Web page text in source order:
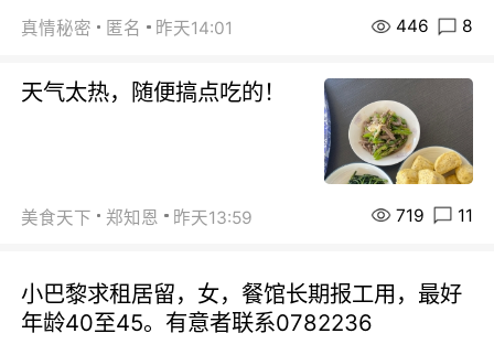
真情秘密 匿名 昨天14:01 446 8
天气太热，随便搞点吃的！
美食天下 郑知恩 昨天13:59 719 11
小巴黎求租居留，女，餐馆长期报工用，最好
年龄40至45。有意者联系0782236